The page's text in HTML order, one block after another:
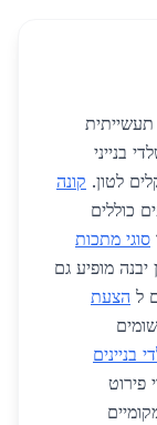
תעשייתית
בנייני
קונה
כוללים
סוגי מתכות
יבנה מופיע גם
ל הצעת
בניינים
על ידי פירוט